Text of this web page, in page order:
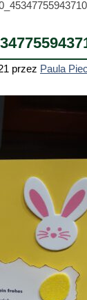
przez Paula